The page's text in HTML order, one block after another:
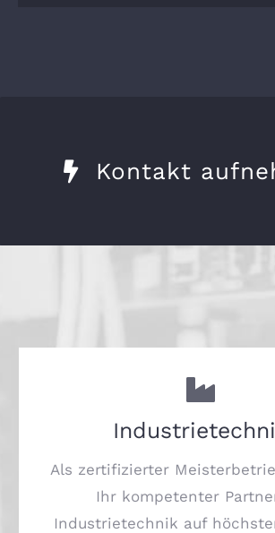
Kontakt
Als zertifizierter
Ihr kompetenter
Industrietechnik auf